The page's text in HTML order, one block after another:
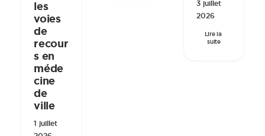
3 juillet
2026
Lire la
suite
les
voies
de
recour
s en
méde
cine
de
ville
1 juillet